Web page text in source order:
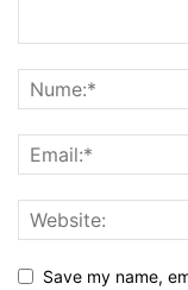
Save my name,